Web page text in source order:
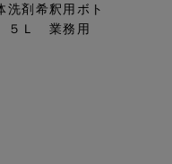
洗剤希釈用ボト
Ｌ 業務用